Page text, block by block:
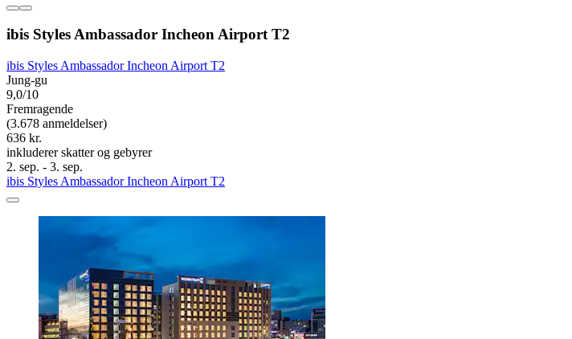
ibis Styles Ambassador Incheon Airport T2
ibis Styles Ambassador Incheon Airport T2
Jung-gu
9,0/10
Fremragende
(3.678 anmeldelser)
636 kr.
inkluderer skatter og gebyrer
2. sep. - 3. sep.
ibis Styles Ambassador Incheon Airport T2